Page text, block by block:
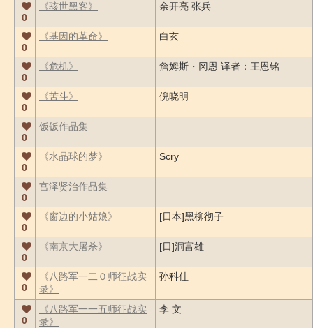
0
《骇世黑客》 余开亮 张兵
0
《基因的革命》 白玄
0
《危机》 詹姆斯・冈恩 译者：王恩铭
0
《苦斗》 倪晓明
0
饭饭作品集
0
《水晶球的梦》 Scry
0
宫泽贤治作品集
0
《窗边的小姑娘》 [日本]黑柳彻子
0
《南京大屠杀》 [日]洞富雄
0
《八路军一二０师征战实
录》
孙科佳
0
《八路军一一五师征战实
录》
李 文